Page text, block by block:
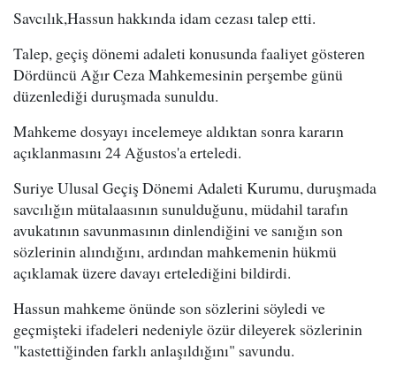
Savcılık,Hassun hakkında idam cezası talep etti.
Talep, geçiş dönemi adaleti konusunda faaliyet gösteren
Dördüncü Ağır Ceza Mahkemesinin perşembe günü
düzenlediği duruşmada sunuldu.
Mahkeme dosyayı incelemeye aldıktan sonra kararın
açıklanmasını 24 Ağustos'a erteledi.
Suriye Ulusal Geçiş Dönemi Adaleti Kurumu, duruşmada
savcılığın mütalaasının sunulduğunu, müdahil tarafın
avukatının savunmasının dinlendiğini ve sanığın son
sözlerinin alındığını, ardından mahkemenin hükmü
açıklamak üzere davayı ertelediğini bildirdi.
Hassun mahkeme önünde son sözlerini söyledi ve
geçmişteki ifadeleri nedeniyle özür dileyerek sözlerinin
"kastettiğinden farklı anlaşıldığını" savundu.